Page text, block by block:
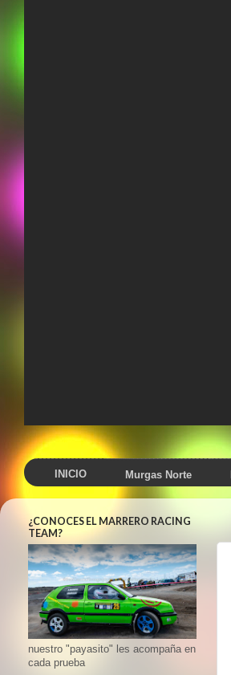
INICIO Murgas Norte
¿CONOCES EL MARRERO RACING
TEAM?
nuestro "payasito" les acompaña en
cada prueba